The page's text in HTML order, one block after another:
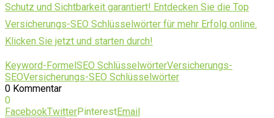
Schutz und Sichtbarkeit garantiert! Entdecken Sie die Top
Versicherungs-SEO Schlüsselwörter für mehr Erfolg online.
Klicken Sie jetzt und starten durch!
Keyword-FormelSEO SchlüsselwörterVersicherungs-
SEOVersicherungs-SEO Schlüsselwörter
0 Kommentar
0
FacebookTwitterPinterestEmail